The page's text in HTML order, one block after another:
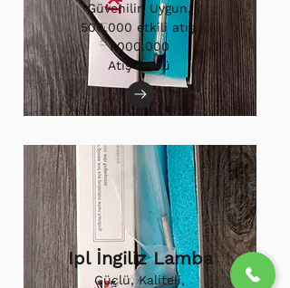
Güvenilir, Uygun,
500.000 etkili atış.
1.000.000
Atış Ömrü
Ipl İngiliz Lamba
Güçlü, Kaliteli,